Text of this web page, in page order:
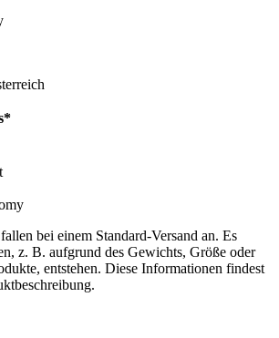
bei einem Standard-Versand an. Es
z. B. aufgrund des Gewichts, Größe oder
entstehen. Diese Informationen findest